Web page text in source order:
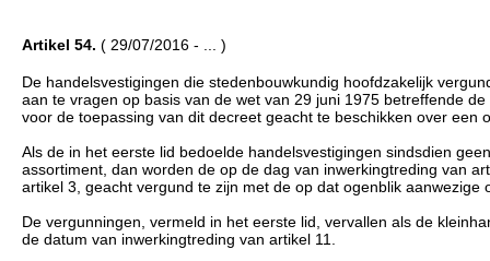
Artikel 54. ( 29/07/2016 - ... )
De handelsvestigingen die stedenbouwkundig hoofdzakelijk
aan te vragen op basis van de wet van 29 juni 1975 betreffende
voor de toepassing van dit decreet geacht te beschikken over een
Als de in het eerste lid bedoelde handelsvestigingen sindsdien
assortiment, dan worden de op de dag van inwerkingtreding van
artikel 3, geacht vergund te zijn met de op dat ogenblik aanwezige
De vergunningen, vermeld in het eerste lid, vervallen als de
de datum van inwerkingtreding van artikel 11.